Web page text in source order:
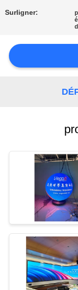
LA
NOUS
PLAN
DU
SITE
PRIVACY
POLICY
Surligner: